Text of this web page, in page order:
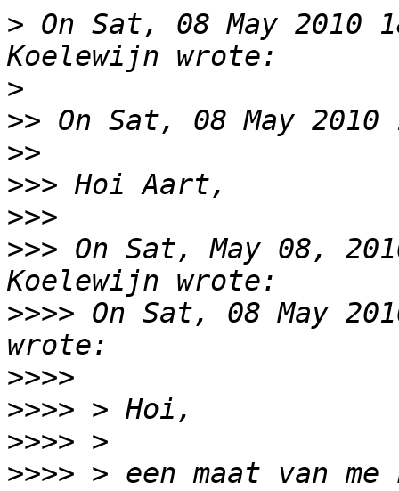
> On Sat, 08 May 2010
>
>>
>>
>>>
>>>
>>> On Sat, May 08,
>>>> On Sat, 08 May
>>>>
>>>>
>>>>
>>>> > een maat van